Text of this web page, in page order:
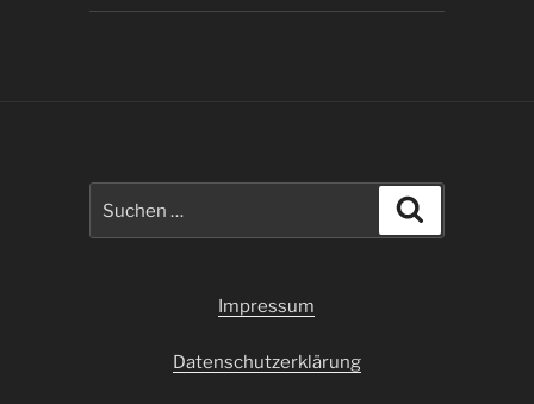
nach:
Impressum
Datenschutzerklärung